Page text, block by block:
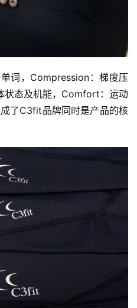
词，Compression：梯度压
态及机能，Comfort：运动
了C3fit品牌同时是产品的核